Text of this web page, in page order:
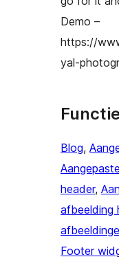
Demo –
https://
yal-
Blog,
header,
afbeelding
Footer